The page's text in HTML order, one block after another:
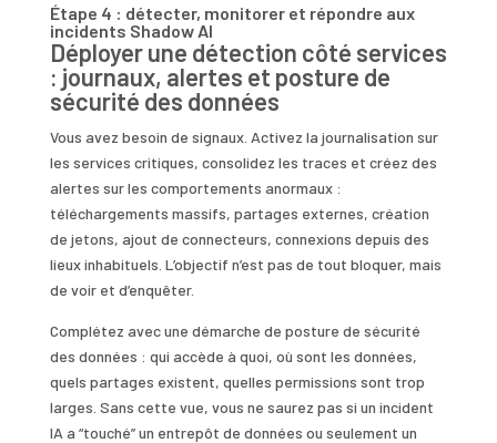
Étape 4 : détecter, monitorer et répondre aux
incidents Shadow AI
Déployer une détection côté services
: journaux, alertes et posture de
sécurité des données
Vous avez besoin de signaux. Activez la journalisation sur
les services critiques, consolidez les traces et créez des
alertes sur les comportements anormaux :
téléchargements massifs, partages externes, création
de jetons, ajout de connecteurs, connexions depuis des
lieux inhabituels. L’objectif n’est pas de tout bloquer, mais
de voir et d’enquêter.
Complétez avec une démarche de posture de sécurité
des données : qui accède à quoi, où sont les données,
quels partages existent, quelles permissions sont trop
larges. Sans cette vue, vous ne saurez pas si un incident
IA a “touché” un entrepôt de données ou seulement un